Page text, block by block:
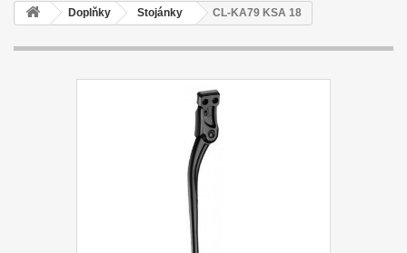
Doplňky Stojánky CL-KA79 KSA 18